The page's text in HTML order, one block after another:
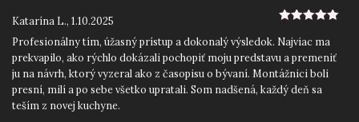
Katarína L., 1.10.2025
Profesionálny tím, úžasný prístup a dokonalý výsledok. Najviac ma
prekvapilo, ako rýchlo dokázali pochopiť moju predstavu a premeniť
ju na návrh, ktorý vyzeral ako z časopisu o bývaní. Montážnici boli
presní, milí a po sebe všetko upratali. Som nadšená, každý deň sa
teším z novej kuchyne.